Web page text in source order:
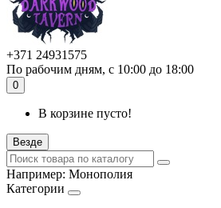
+371 24931575
По рабочим дням, с 10:00 до 18:00
0
В корзине пусто!
Везде
Например: Монополия
Категории